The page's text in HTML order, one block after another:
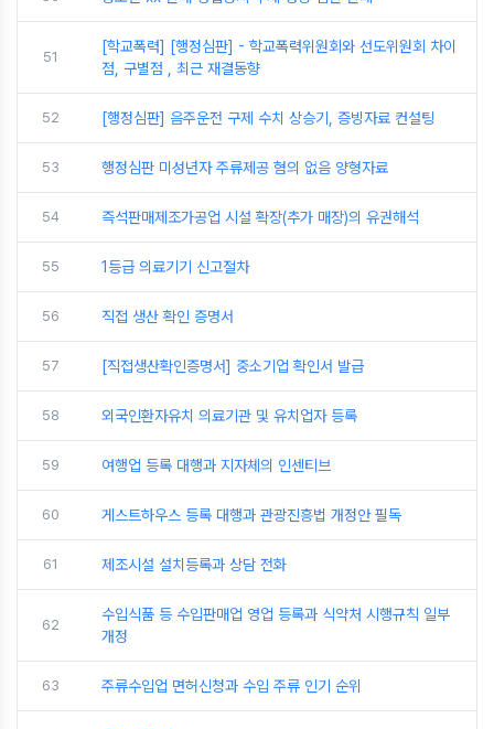
51
[학교폭력] [행정심판] - 학교폭력위원회와 선도위원회 차이
점, 구별점 , 최근 재결동향
52 [행정심판] 음주운전 구제 수치 상승기, 증빙자료 컨설팅
53 행정심판 미성년자 주류제공 혐의 없음 양형자료
54 즉석판매제조가공업 시설 확장(추가 매장)의 유권해석
55 1등급 의료기기 신고절차
56 직접 생산 확인 증명서
57 [직접생산확인증명서] 중소기업 확인서 발급
58 외국인환자유치 의료기관 및 유치업자 등록
59 여행업 등록 대행과 지자체의 인센티브
60 게스트하우스 등록 대행과 관광진흥법 개정안 필독
61 제조시설 설치등록과 상담 전화
62
수입식품 등 수입판매업 영업 등록과 식약처 시행규칙 일부
개정
63 주류수입업 면허신청과 수입 주류 인기 순위